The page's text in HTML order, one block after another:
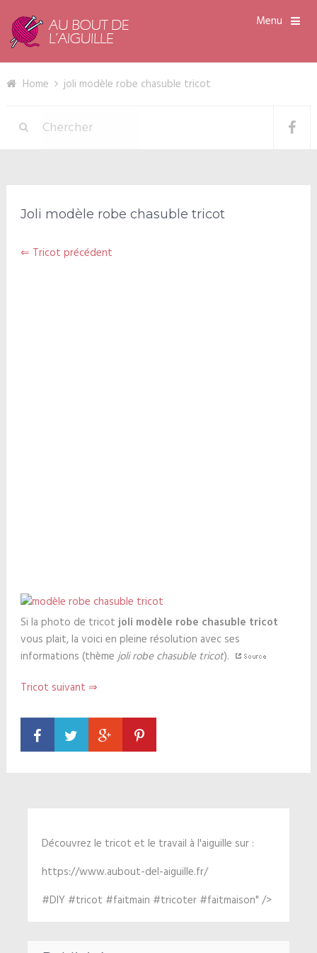
Menu
Home joli modèle robe chasuble tricot
Joli modèle robe chasuble tricot
⇐ Tricot précédent
Si la photo de tricotjoli modèle robe chasuble tricot
vous plait, la voici en pleine résolution avec ses
informations (thèmejoli robe chasuble tricot).
Tricot suivant ⇒
Découvrez le tricot et le travail à l'aiguille sur :
https://www.aubout-del-aiguille.fr/
#DIY #tricot #faitmain #tricoter #faitmaison" />